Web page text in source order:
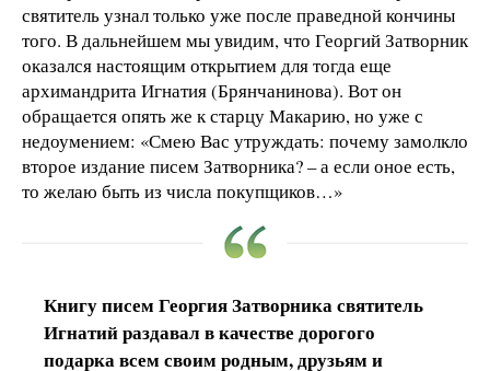
святитель узнал только уже после праведной кончины
того. В дальнейшем мы увидим, что Георгий Затворник
оказался настоящим открытием для тогда еще
архимандрита Игнатия (Брянчанинова). Вот он
обращается опять же к старцу Макарию, но уже с
недоумением: «Смею Вас утруждать: почему замолкло
второе издание писем Затворника? – а если оное есть,
то желаю быть из числа покупщиков…»
Книгу писем Георгия Затворника святитель
Игнатий раздавал в качестве дорогого
подарка всем своим родным, друзьям и